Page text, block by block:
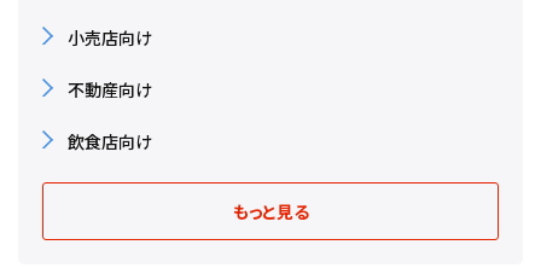
小売店向け
不動産向け
飲食店向け
もっと見る